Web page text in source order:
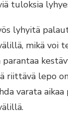
tuloksia
lyhyitä
mikä voi
parantaa
riittävä lepo
varata